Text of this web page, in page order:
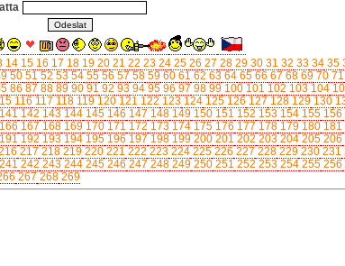
14 15 16 17 18 19 20 21 22 23 24 25 26 27 28 29 30 31 32 33 34 35
50 51 52 53 54 55 56 57 58 59 60 61 62 63 64 65 66 67 68 69 70 71
86 87 88 89 90 91 92 93 94 95 96 97 98 99 100 101 102 103 104
116 117 118 119 120 121 122 123 124 125 126 127 128 129 130
141 142 143 144 145 146 147 148 149 150 151 152 153 154 155 156
166 167 168 169 170 171 172 173 174 175 176 177 178 179 180 181
191 192 193 194 195 196 197 198 199 200 201 202 203 204 205 206
217 218 219 220 221 222 223 224 225 226 227 228 229 230 231
241 242 243 244 245 246 247 248 249 250 251 252 253 254 255 256
267 268 269